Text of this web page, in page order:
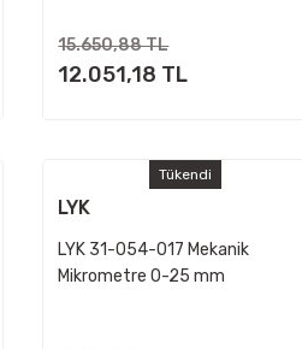
15.650,88 TL
12.051,18 TL
Tükendi
LYK
LYK 31-054-017 Mekanik
Mikrometre 0-25 mm